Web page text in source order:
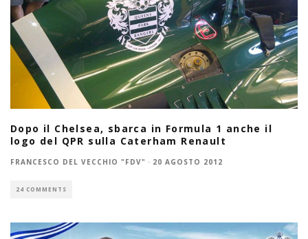
Dopo il Chelsea, sbarca in Formula 1 anche il
logo del QPR sulla Caterham Renault
FRANCESCO DEL VECCHIO "FDV" · 20 AGOSTO 2012
24 COMMENTS